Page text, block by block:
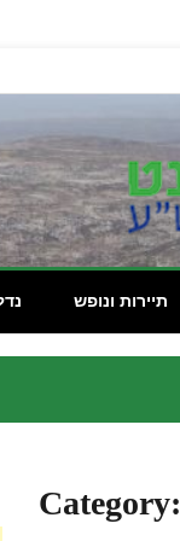
תיירות ונופש
Category: